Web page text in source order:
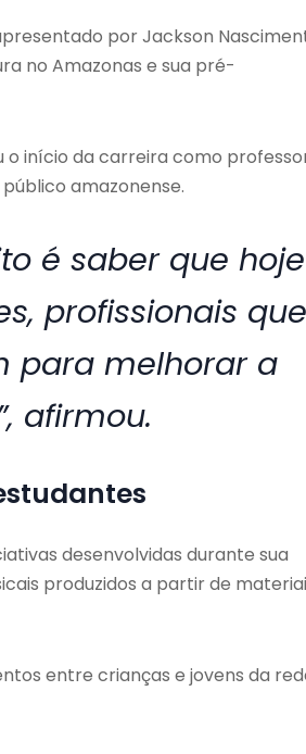
por Jackson
no Amazonas e sua pré-
o início da carreira como
amazonense.
é saber que hoje
profissionais
para melhorar a
afirmou.
desenvolvidas durante sua
produzidos a partir de
entre crianças e jovens da